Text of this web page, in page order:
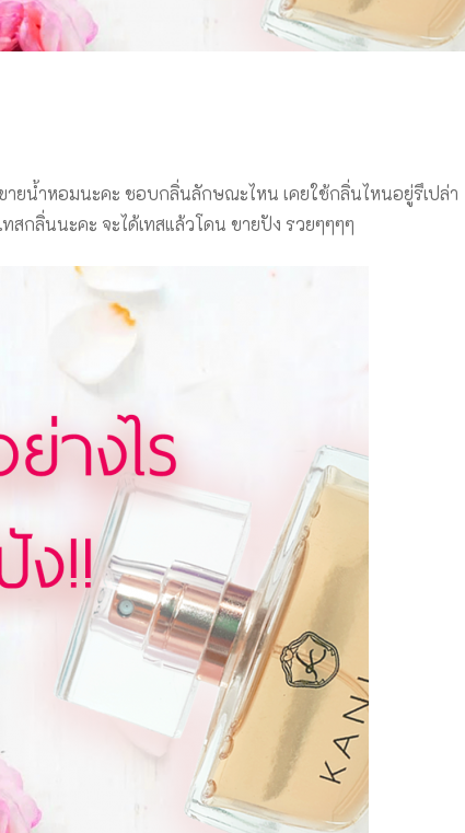
ยน้ำหอมนะคะ ชอบกลิ่นลักษณะไหน เคยใช้กลิ่นไหนอยู่รึเปล่า
กลิ่นนะคะ จะได้เทสแล้วโดน ขายปัง รวยๆๆๆๆ